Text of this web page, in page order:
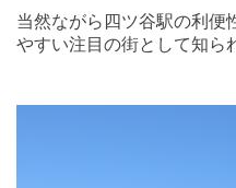
当然ながら四ツ谷駅の利便
やすい注目の街として知ら